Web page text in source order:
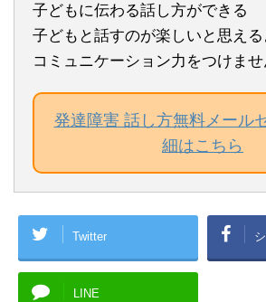
子どもに伝わる話し方ができる
子どもと話すのが楽しいと思える
コミュニケーション力をつけませ
発達障害 話し方無料メール
細はこちら
Twitter
LINE